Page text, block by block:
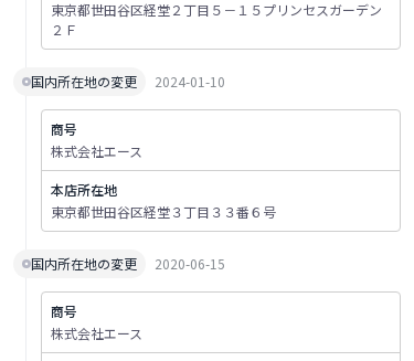
東京都世田谷区経堂２丁目５－１５プリンセスガーデン
２Ｆ
国内所在地の変更 2024-01-10
商号
株式会社エース
本店所在地
東京都世田谷区経堂３丁目３３番６号
国内所在地の変更 2020-06-15
商号
株式会社エース